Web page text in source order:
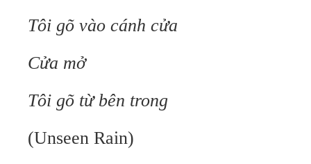
Tôi gõ vào cánh cửa
Cửa mở
Tôi gõ từ bên trong
(Unseen Rain)